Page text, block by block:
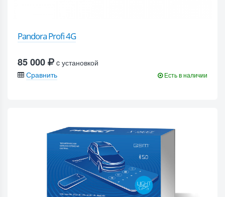
Pandora Profi 4G
85 000
c установкой
Сравнить
Есть в наличии